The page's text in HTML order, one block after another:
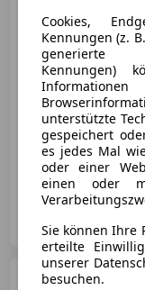
01/2024 25
224 kW (305 PS)
Porsche Innsbruck-
AT-6020 Innsbruck
Cookies,
Kennungen (z.
generierte
Kennungen)
unterstützte
gespeichert
es jedes Mal
oder einer
einen oder
Sie können Ihre
erteilte
unserer
besuchen.